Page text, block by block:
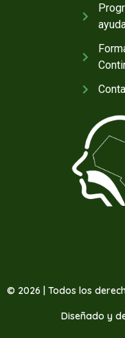
© 2026 | Todos los
Diseñado y